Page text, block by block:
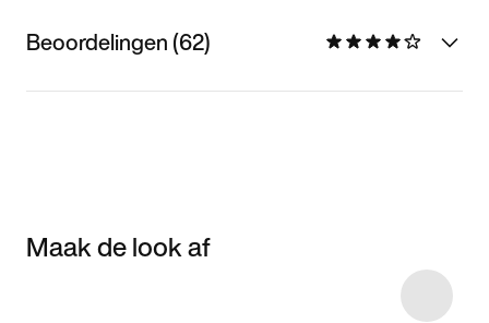
Beoordelingen (62)
Maak de look af